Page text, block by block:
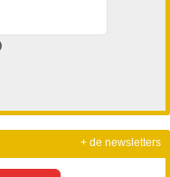
+ de newsletters